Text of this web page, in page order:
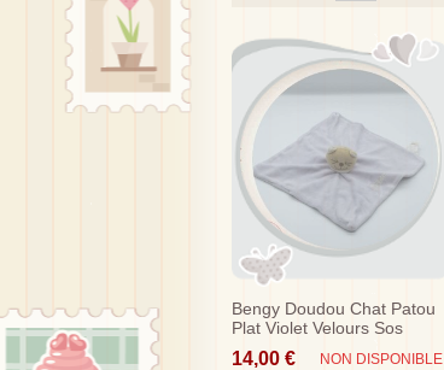
Bengy Doudou Chat Patou
Plat Violet Velours Sos
14,00 € NON DISPONIBLE